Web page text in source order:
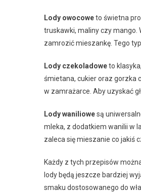
Lody owocoweto świetna
truskawki, maliny czy mango.
zamrozić mieszankę. Tego
Lody czekoladoweto
śmietana, cukier oraz gorzka
w zamrażarce. Aby uzyskać
Lody waniliowesą
mleka, z dodatkiem wanilii w
zaleca się mieszanie co jakiś
Każdy z tych przepisów
lody będą jeszcze bardziej
smaku dostosowanego do